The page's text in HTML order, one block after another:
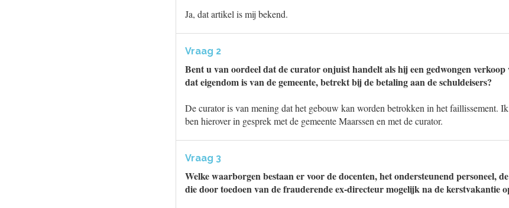
Ja, dat artikel is mij bekend.
Vraag 2
Bent u van oordeel dat de curator onjuist handelt als hij een gedwongen verkoop
dat eigendom is van de gemeente, betrekt bij de betaling aan de schuldeisers?
De curator is van mening dat het gebouw kan worden betrokken in het faillissement.
ben hierover in gesprek met de gemeente Maarssen en met de curator.
Vraag 3
Welke waarborgen bestaan er voor de docenten, het ondersteunend personeel,
die door toedoen van de frauderende ex-directeur mogelijk na de kerstvakantie